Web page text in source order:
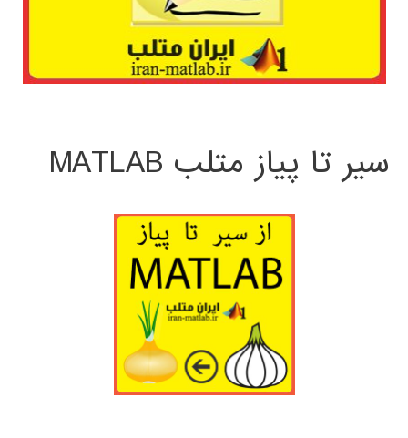
سیر تا پیاز متلب MATLAB